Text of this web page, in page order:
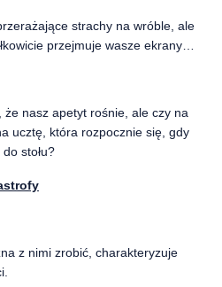
strachy na wróble, ale
przejmuje wasze ekrany…
że nasz apetyt rośnie, ale czy na
ucztę, która rozpocznie się, gdy
stołu?
z nimi zrobić, charakteryzuje